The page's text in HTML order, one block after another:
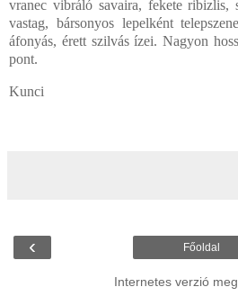
vranec vibráló savaira, fekete ribizlis,
vastag, bársonyos lepelként
áfonyás, érett szilvás ízei. Nagyon
pont.
Kunci
‹ Főoldal
Internetes verzió